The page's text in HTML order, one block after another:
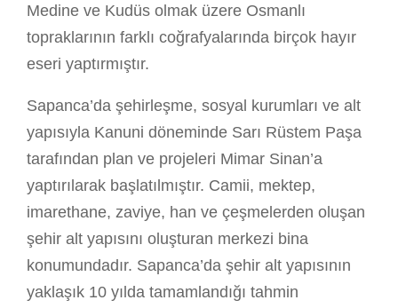
Medine ve Kudüs olmak üzere Osmanlı
topraklarının farklı coğrafyalarında birçok hayır
eseri yaptırmıştır.
Sapanca’da şehirleşme, sosyal kurumları ve alt
yapısıyla Kanuni döneminde Sarı Rüstem Paşa
tarafından plan ve projeleri Mimar Sinan’a
yaptırılarak başlatılmıştır. Camii, mektep,
imarethane, zaviye, han ve çeşmelerden oluşan
şehir alt yapısını oluşturan merkezi bina
konumundadır. Sapanca’da şehir alt yapısının
yaklaşık 10 yılda tamamlandığı tahmin